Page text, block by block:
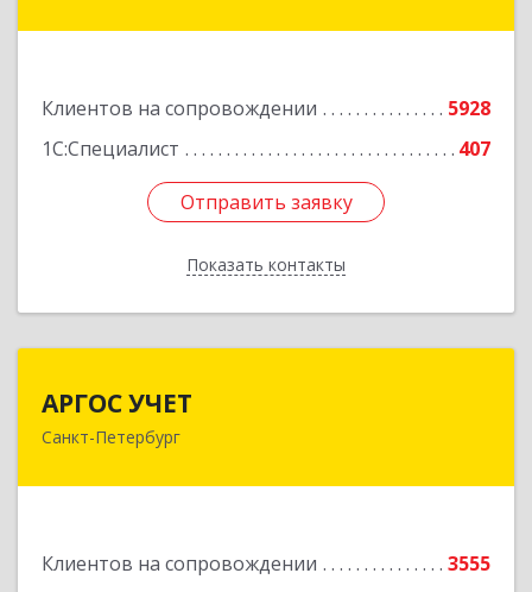
Клиентов на сопровождении
5928
1С:Специалист
407
Отправить заявку
Показать контакты
Отправить заявку
Назад
АРГОС УЧЕТ
Санкт-Петербург
Клиентов на сопровождении
3555
196191, Санкт-Петербург г, Конституции пл,